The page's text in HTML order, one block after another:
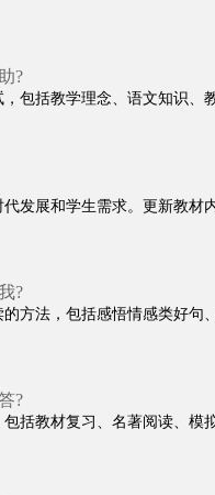
?
包括教学理念、语文知识
发展和学生需求。更新教材
?
方法，包括感悟情感类好
?
括教材复习、名著阅读、